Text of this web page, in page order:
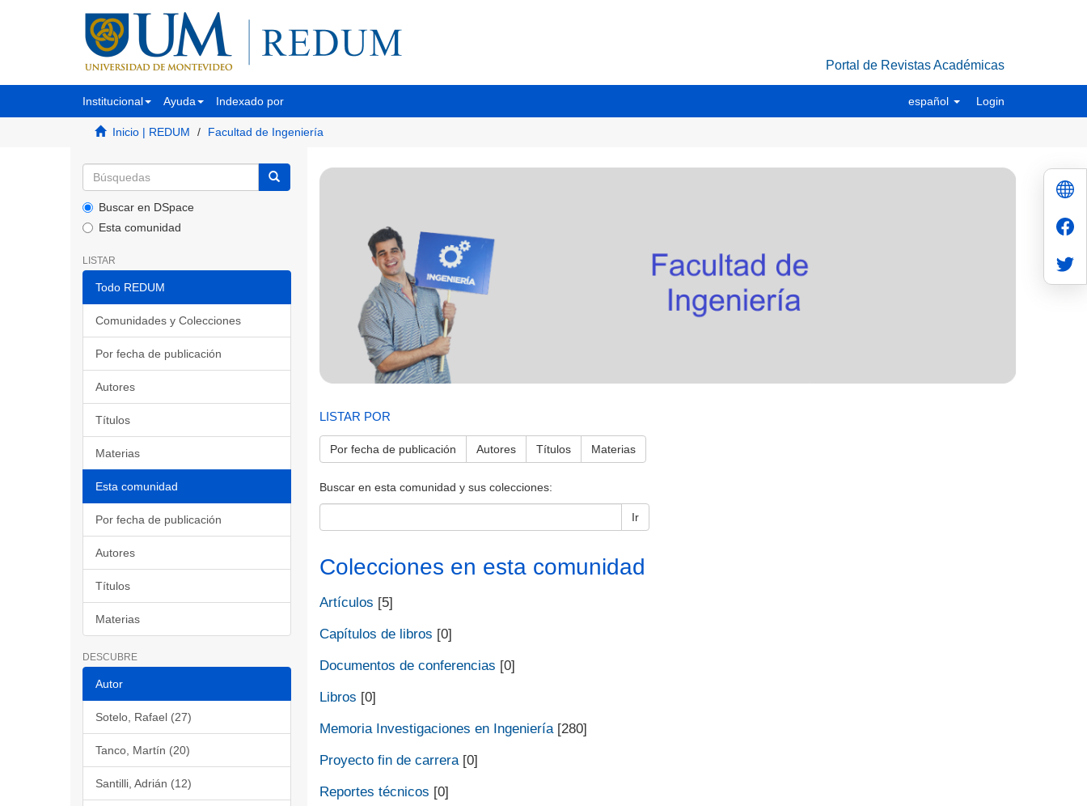
Portal de Revistas Académicas
Institucional Ayuda Indexado por español Login
Inicio | REDUM Facultad de Ingeniería
Buscar en DSpace
Esta comunidad
LISTAR
Todo REDUM
Comunidades y Colecciones
Por fecha de publicación
Autores
Títulos
Materias
Esta comunidad
Por fecha de publicación
Autores
Títulos
Materias
DESCUBRE
Autor
Sotelo, Rafael (27)
Tanco, Martín (20)
Santilli, Adrián (12)
LISTAR POR
Por fecha de publicación Autores Títulos Materias
Buscar en esta comunidad y sus colecciones:
Ir
Colecciones en esta comunidad
Artículos [5]
Capítulos de libros [0]
Documentos de conferencias [0]
Libros [0]
Memoria Investigaciones en Ingeniería[280]
Proyecto fin de carrera[0]
Reportes técnicos [0]